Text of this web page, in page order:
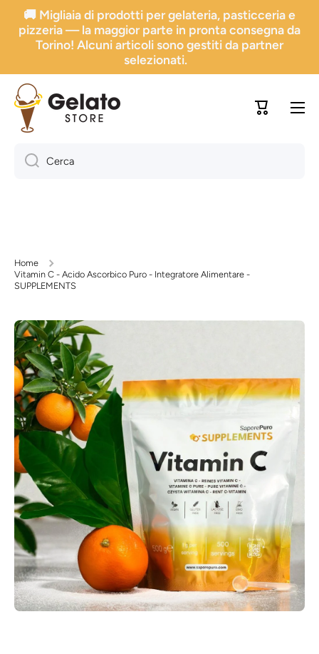
Vai direttamente ai contenuti
🚚 Migliaia di prodotti per gelateria, pasticceria e
pizzeria — la maggior parte in pronta consegna da
Torino! Alcuni articoli sono gestiti da partner
selezionati.
Carrello
Cerca
Home
Vitamin C - Acido Ascorbico Puro - Integratore Alimentare -
SUPPLEMENTS
Passa alle informazioni sul prodotto